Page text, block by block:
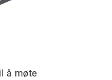
å møte